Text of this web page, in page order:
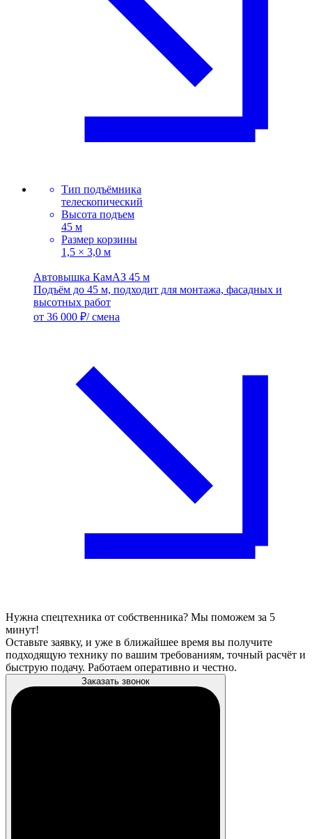
Тип подъёмника
телескопический
Высота подъем
45 м
Размер корзины
1,5 × 3,0 м
Автовышка КамАЗ 45 м
Подъём до 45 м, подходит для монтажа, фасадных и
высотных работ
от 36 000 ₽/ смена
Нужна спецтехника от собственника? Мы поможем за 5
минут!
Оставьте заявку, и уже в ближайшее время вы получите
подходящую технику по вашим требованиям, точный расчёт и
быструю подачу. Работаем оперативно и честно.
Заказать звонок